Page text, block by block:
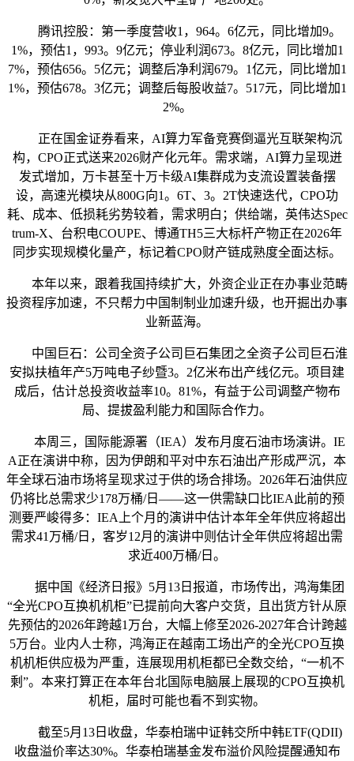
腾讯控股：第一季度营收1，964。6亿元，同比增加9。
1%，预估1，993。9亿元；停业利润673。8亿元，同比增加1
7%，预估656。5亿元；调整后净利润679。1亿元，同比增加1
1%，预估678。3亿元；调整后每股收益7。517元，同比增加1
2%。
正在国金证券看来，AI算力军备竞赛倒逼光互联架构沉
构，CPO正式送来2026财产化元年。需求端，AI算力呈现迸
发式增加，万卡甚至十万卡级AI集群成为支流设置装备摆
设，高速光模块从800G向1。6T、3。2T快速迭代，CPO功
耗、成本、低损耗劣势较着，需求明白；供给端，英伟达Spec
trum-X、台积电COUPE、博通TH5三大标杆产物正在2026年
同步实现规模化量产，标记着CPO财产链成熟度全面达标。
本年以来，跟着我国持续扩大，外资企业正在办事业范畴
投资程序加速，不只帮力中国制制业加速升级，也开掘出办事
业新蓝海。
中国巨石：公司全资子公司巨石集团之全资子公司巨石淮
安拟扶植年产5万吨电子纱暨3。2亿米布出产线亿元。项目建
成后，估计总投资收益率10。81%，有益于公司调整产物布
局、提拔盈利能力和国际合作力。
本周三，国际能源署（IEA）发布月度石油市场演讲。IE
A正在演讲中称，因为伊朗和平对中东石油出产形成严沉，本
年全球石油市场将呈现求过于供的场合排场。2026年石油供应
仍将比总需求少178万桶/日——这一供需缺口比IEA此前的预
测要严峻得多：IEA上个月的演讲中估计本年全年供应将超出
需求41万桶/日，客岁12月的演讲中则估计全年供应将超出需
求近400万桶/日。
据中国《经济日报》5月13日报道，市场传出，鸿海集团
“全光CPO互换机机柜”已提前向大客户交货，且出货方针从原
先预估的2026年跨越1万台，大幅上修至2026-2027年合计跨越
5万台。业内人士称，鸿海正在越南工场出产的全光CPO互换
机机柜供应极为严重，连展现用机柜都已全数交给，“一机不
剩”。本来打算正在本年台北国际电脑展上展现的CPO互换机
机柜，届时可能也看不到实物。
截至5月13日收盘，华泰柏瑞中证韩交所中韩ETF(QDII)
收盘溢价率达30%。华泰柏瑞基金发布溢价风险提醒通知布